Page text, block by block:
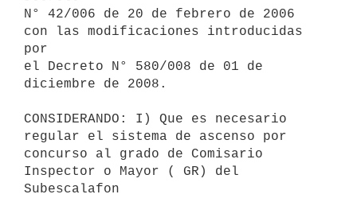
N° 42/006 de 20 de febrero de 2006
con las modificaciones introducidas
por
el Decreto N° 580/008 de 01 de
diciembre de 2008.
CONSIDERANDO: I) Que es necesario
regular el sistema de ascenso por
concurso al grado de Comisario
Inspector o Mayor ( GR) del
Subescalafon